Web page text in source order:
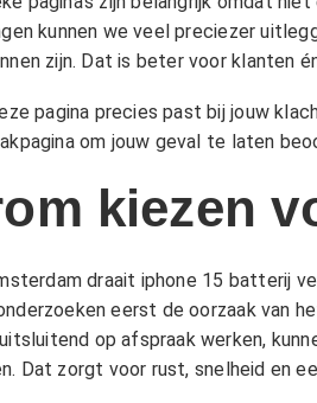
kunnen we veel preciezer
zijn. Dat is beter voor klanten
pagina precies past bij jouw
om jouw geval te laten
kiezen
draait iphone 15 batterij
eerst de oorzaak van
op afspraak werken,
Dat zorgt voor rust, snelheid en